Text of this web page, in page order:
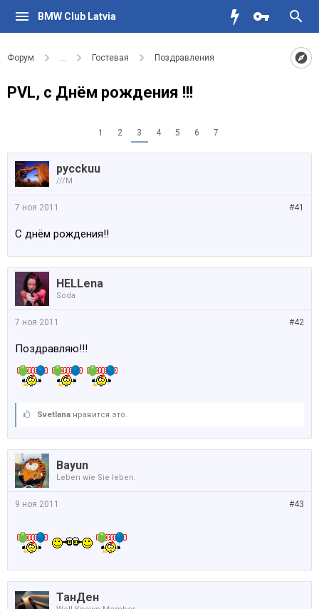
BMW Club Latvia
Форум ... Гостевая Поздравления
PVL, с Днём рождения !!!
1 2 3 4 5 6 7
pycckuu
///M
#41
7 ноя 2011
С днём рождения!!
HELLena
Soda
#42
7 ноя 2011
Поздравляю!!!
Svetlana нравится это.
Bayun
Leben wie Sie leben.
#43
9 ноя 2011
ТанДен